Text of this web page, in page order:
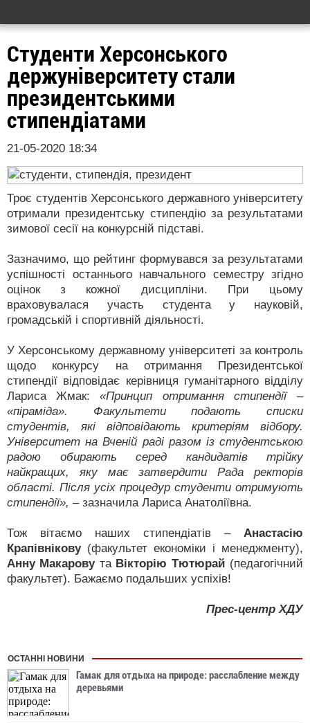
Студенти Херсонського
держуніверситету стали
президентськими
стипендіатами
21-05-2020 18:34
Троє студентів Херсонського державного університету
отримали президентську стипендію за результатами
зимової сесії на конкурсній підставі.
Зазначимо, що рейтинг формувався за результатами
успішності останнього навчального семестру згідно
оцінок з кожної дисципліни. При цьому
враховувалася участь студента у науковій,
громадській і спортивній діяльності.
У Херсонському державному університеті за контроль
щодо конкурсу на отримання Президентської
стипендії відповідає керівниця гуманітарного відділу
Лариса Жмак: «Принцип отримання стипендії –
«піраміда». Факультети подають списки
студентів, які відповідають критеріям відбору.
Університет на Вченій раді разом із студентською
радою обирають серед кандидатів трійку
найкращих, яку має затвердити Рада ректорів
області. Після усіх процедур студенти отримують
стипендії», – зазначила Лариса Анатоліївна.
Тож вітаємо наших стипендіатів –Анастасію
Крапівнікову(факультет економіки і менеджменту),
Анну Макаровута Вікторію Тютюрай (педагогічний
факультет). Бажаємо подальших успіхів!
Прес-центр ХДУ
ОСТАННІ НОВИНИ
Гамак для отдыха на природе: расслабление между
деревьями